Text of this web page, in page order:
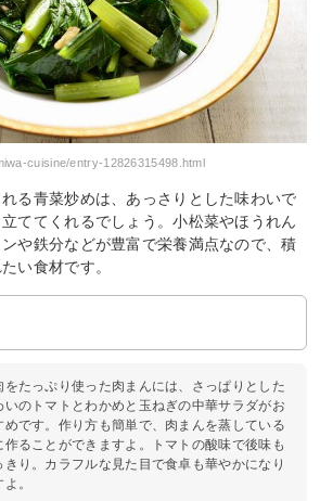
cuisine/entry-12826315498.html
る青菜炒めは、あっさりとした味わいで
ててくれるでしょう。小松菜やほうれん
や鉄分などが豊富で栄養満点なので、積
い食材です。
をたっぷり使った肉まんには、さっぱりとした
いのトマトとわかめと玉ねぎの中華サラダがお
めです。作り方も簡単で、肉まんを蒸している
作ることができますよ。トマトの酸味で後味も
きり。カラフルな見た目で食卓も華やかになり
。